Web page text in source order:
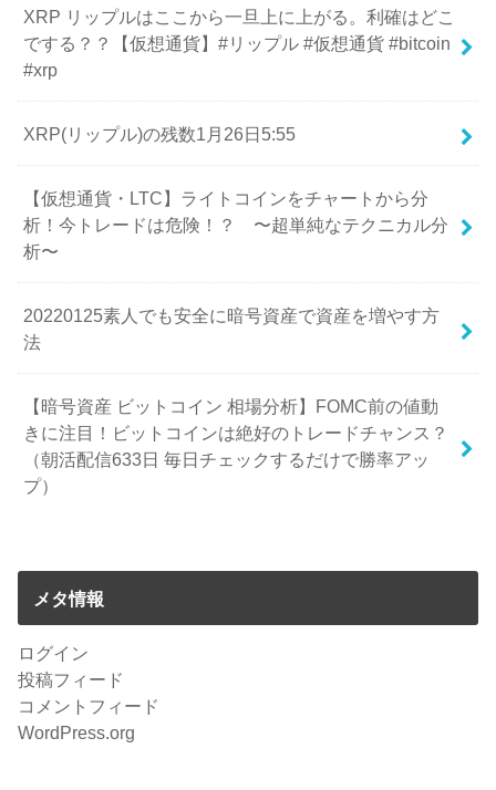
XRP リップルはここから一旦上に上がる。利確はどこ
でする？？【仮想通貨】#リップル #仮想通貨 #bitcoin
#xrp
XRP(リップル)の残数1月26日5:55
【仮想通貨・LTC】ライトコインをチャートから分
析！今トレードは危険！？ 〜超単純なテクニカル分
析〜
20220125素人でも安全に暗号資産で資産を増やす方
法
【暗号資産 ビットコイン 相場分析】FOMC前の値動
きに注目！ビットコインは絶好のトレードチャンス？
（朝活配信633日 毎日チェックするだけで勝率アッ
プ）
メタ情報
ログイン
投稿フィード
コメントフィード
WordPress.org